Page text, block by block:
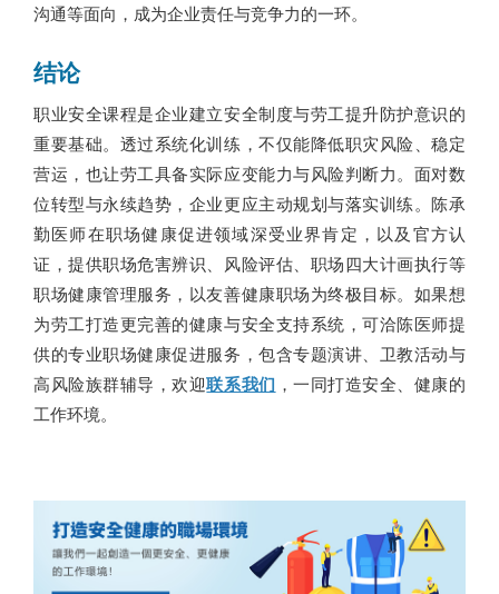
沟通等面向，成为企业责任与竞争力的一环。
结论
职业安全课程是企业建立安全制度与劳工提升防护意识的
重要基础。透过系统化训练，不仅能降低职灾风险、稳定
营运，也让劳工具备实际应变能力与风险判断力。面对数
位转型与永续趋势，企业更应主动规划与落实训练。陈承
勤医师在职场健康促进领域深受业界肯定，以及官方认
证，提供职场危害辨识、风险评估、职场四大计画执行等
职场健康管理服务，以友善健康职场为终极目标。如果想
为劳工打造更完善的健康与安全支持系统，可洽陈医师提
供的专业职场健康促进服务，包含专题演讲、卫教活动与
高风险族群辅导，欢迎联系我们 ，一同打造安全、健康的
工作环境。